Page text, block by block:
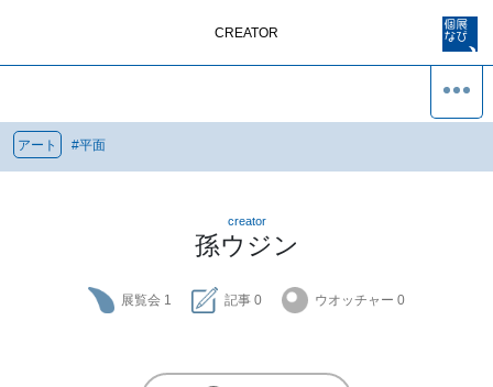
CREATOR
アート #平面
creator
孫ウジン
展覧会 1 記事 0 ウオッチャー 0